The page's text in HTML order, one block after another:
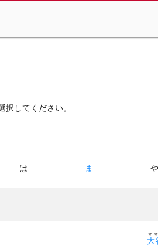
してください。
は ま
大
オ